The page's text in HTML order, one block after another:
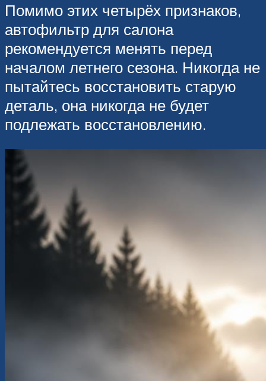
Помимо этих четырёх признаков,
автофильтр для салона
рекомендуется менять перед
началом летнего сезона. Никогда не
пытайтесь восстановить старую
деталь, она никогда не будет
подлежать восстановлению.